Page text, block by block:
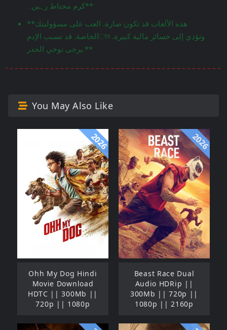
کرم محتاط رہیں۔**
**هذه الألعاب قد تكون ضارة. العب على مسؤوليتك
الخاصة. قد تسبب الإدمান وتؤدي إلى خسائر مالية كبيرة.
يرجى توخي الحذر.**
You May Also Like
2026
Ohh My Dog Hindi
Movie Download
HDTC || 300Mb ||
720p || 1080p
2026
Beast Race Dual
Audio HDRip ||
300Mb || 720p ||
1080p || 2160p